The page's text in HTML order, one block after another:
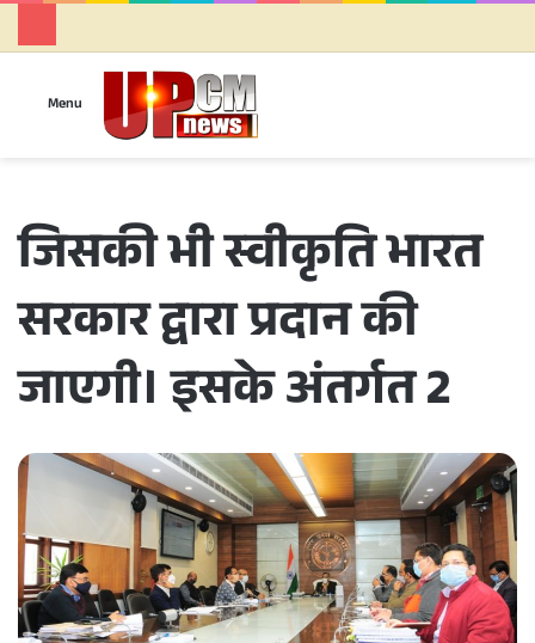
Menu
जिसकी भी स्वीकृति भारत
सरकार द्वारा प्रदान की
जाएगी। इसके अंतर्गत 2